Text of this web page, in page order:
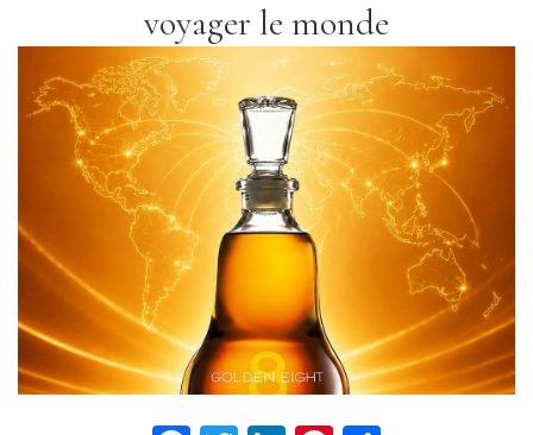
voyager le monde